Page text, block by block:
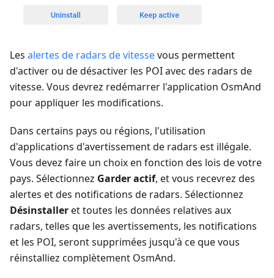
Les alertes de radars de vitessevous permettent
d'activer ou de désactiver les POI avec des radars de
vitesse. Vous devrez redémarrer l'application OsmAnd
pour appliquer les modifications.
Dans certains pays ou régions, l'utilisation
d'applications d'avertissement de radars est illégale.
Vous devez faire un choix en fonction des lois de votre
pays. Sélectionnez Garder actif, et vous recevrez des
alertes et des notifications de radars. Sélectionnez
Désinstalleret toutes les données relatives aux
radars, telles que les avertissements, les notifications
et les POI, seront supprimées jusqu'à ce que vous
réinstalliez complètement OsmAnd.